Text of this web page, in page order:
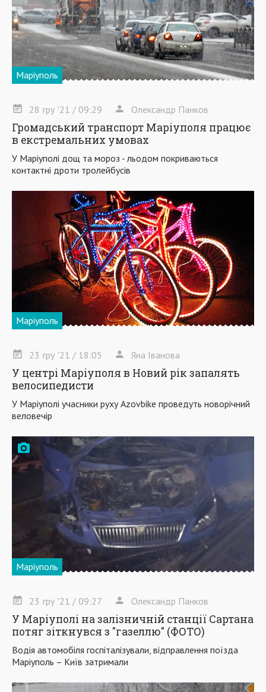
Маріуполь
28 гру '21 / 09:29 Олександр Панков
Громадський транспорт Маріуполя працює
в екстремальних умовах
У Маріуполі дощ та мороз - льодом покриваються
контактні дроти тролейбусів
Маріуполь
23 гру '21 / 18:05 Яна Іванова
У центрі Маріуполя в Новий рік запалять
велосипедисти
У Маріуполі учасники руху Azovbike проведуть новорічний
веловечір
Маріуполь
23 гру '21 / 09:27 Олександр Панков
У Маріуполі на залізничній станції Сартана
потяг зіткнувся з "газеллю" (ФОТО)
Водія автомобіля госпіталізували, відправлення поїзда
Маріуполь – Київ затримали